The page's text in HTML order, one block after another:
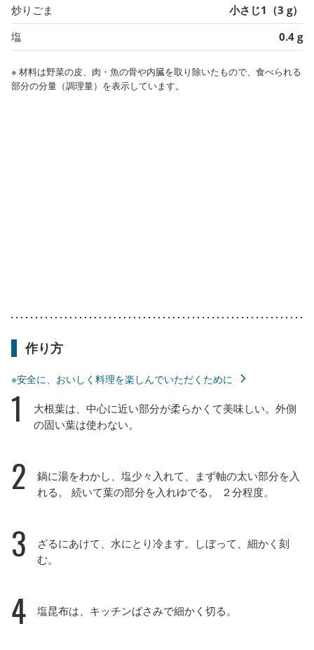
炒りごま
小さじ1（3 g）
塩
0.4 g
※ 材料は野菜の皮、肉・魚の骨や内臓を取り除いたもので、食べられる
部分の分量（調理量）を表示しています。
作り方
※安全に、おいしく料理を楽しんでいただくために
1
大根葉は、中心に近い部分が柔らかくて美味しい。外側
の固い葉は使わない。
2
鍋に湯をわかし、塩少々入れて、まず軸の太い部分を入
れる。 続いて葉の部分を入れゆでる。 ２分程度。
3
ざるにあけて、水にとり冷ます。しぼって、細かく刻
む。
4 塩昆布は、キッチンばさみで細かく切る。